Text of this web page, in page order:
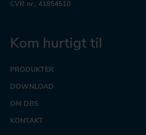
CVR nr.: 41854510
Kom hurtigt til
PRODUKTER
DOWNLOAD
OM DBS
KONTAKT